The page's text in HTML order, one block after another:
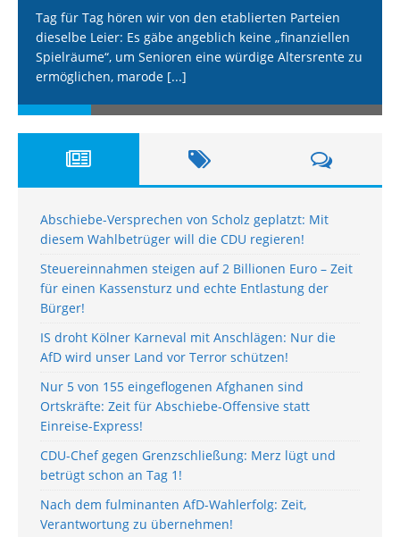
Tag für Tag hören wir von den etablierten Parteien
dieselbe Leier: Es gäbe angeblich keine „finanziellen
Spielräume“, um Senioren eine würdige Altersrente zu
ermöglichen, marode [...]
Abschiebe-Versprechen von Scholz geplatzt: Mit
diesem Wahlbetrüger will die CDU regieren!
Steuereinnahmen steigen auf 2 Billionen Euro – Zeit
für einen Kassensturz und echte Entlastung der
Bürger!
IS droht Kölner Karneval mit Anschlägen: Nur die
AfD wird unser Land vor Terror schützen!
Nur 5 von 155 eingeflogenen Afghanen sind
Ortskräfte: Zeit für Abschiebe-Offensive statt
Einreise-Express!
CDU-Chef gegen Grenzschließung: Merz lügt und
betrügt schon an Tag 1!
Nach dem fulminanten AfD-Wahlerfolg: Zeit,
Verantwortung zu übernehmen!